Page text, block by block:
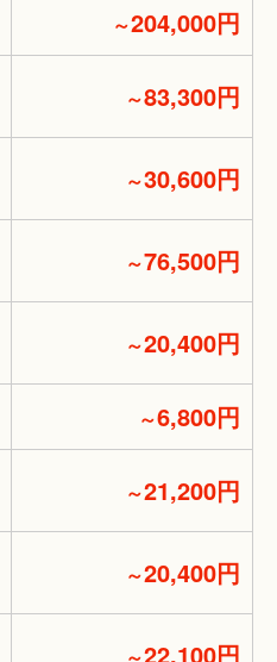
～204,000円
～83,300円
～30,600円
～76,500円
～20,400円
～6,800円
～21,200円
～20,400円
22,100円